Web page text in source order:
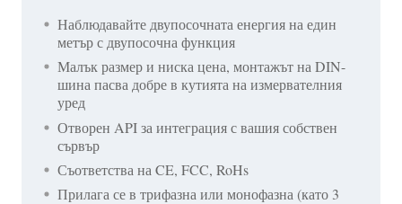
Наблюдавайте двупосочната енергия на един
метър с двупосочна функция
Малък размер и ниска цена, монтажът на DIN-
шина пасва добре в кутията на измервателния
уред
Отворен API за интеграция с вашия собствен
сървър
Съответства на CE, FCC, RoHs
Прилага се в трифазна или монофазна (като 3